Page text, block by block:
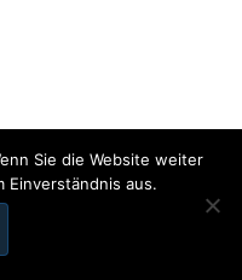
Sie die Website weiter
Einverständnis aus.